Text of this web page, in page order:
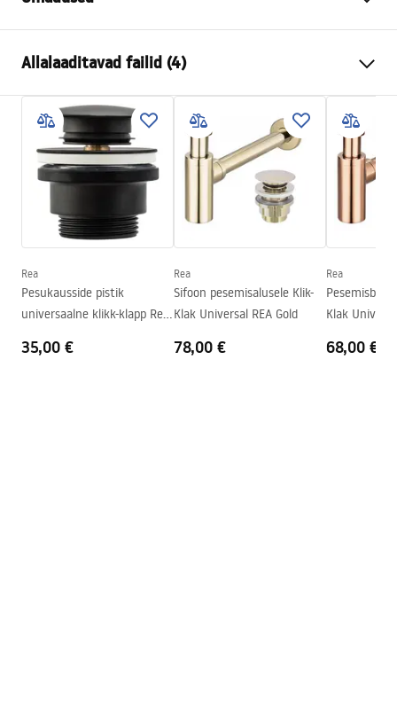
Materjal
Värv
Ecru
Lõpeta
Läikiv
Pikkus
610mm
Laius
410
Kõrgus
Sügavus
Kuju
Kraani auk
Jah
Allalaaditavad failid (4)
Kokkupaneku juhised
Basin.pdf
UMYWALKA AURA 61 L.BLUE SHINY - NABLATOWA.pdf
Deklaracja Właściwości Użytkowych
AURA 61 L.BLUE SHINY Deklaracja.pdf
Rea
Pesukausside pistik
universaalne klikk-klapp Rea
35,00 €
Rea
Sifoon pesemisalusele Klik-
Klak Universal REA Gold
78,00 €
Rea
Klak
68,00 €